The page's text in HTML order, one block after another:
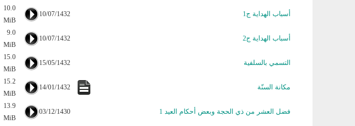
أسباب الهداية ج1 10/07/1432
10.0
MiB
أسباب الهداية ج2 10/07/1432
9.0
MiB
التسمي بالسلفية 15/05/1432
15.0
MiB
مكانة السنّة 14/01/1432
15.2
MiB
فضل العشر من ذي الحجة وبعض أحكام العيد 1 03/12/1430
13.9
MiB